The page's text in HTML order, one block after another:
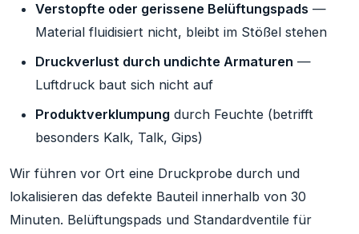
Verstopfte oder gerissene Belüftungspads —
Material fluidisiert nicht, bleibt im Stößel stehen
Druckverlust durch undichte Armaturen —
Luftdruck baut sich nicht auf
Produktverklumpung durch Feuchte (betrifft
besonders Kalk, Talk, Gips)
Wir führen vor Ort eine Druckprobe durch und
lokalisieren das defekte Bauteil innerhalb von 30
Minuten. Belüftungspads und Standardventile für